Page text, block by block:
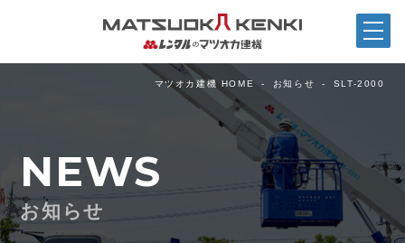
マツオカ建機 HOME お知らせ SLT-2000
NEWS
お知らせ